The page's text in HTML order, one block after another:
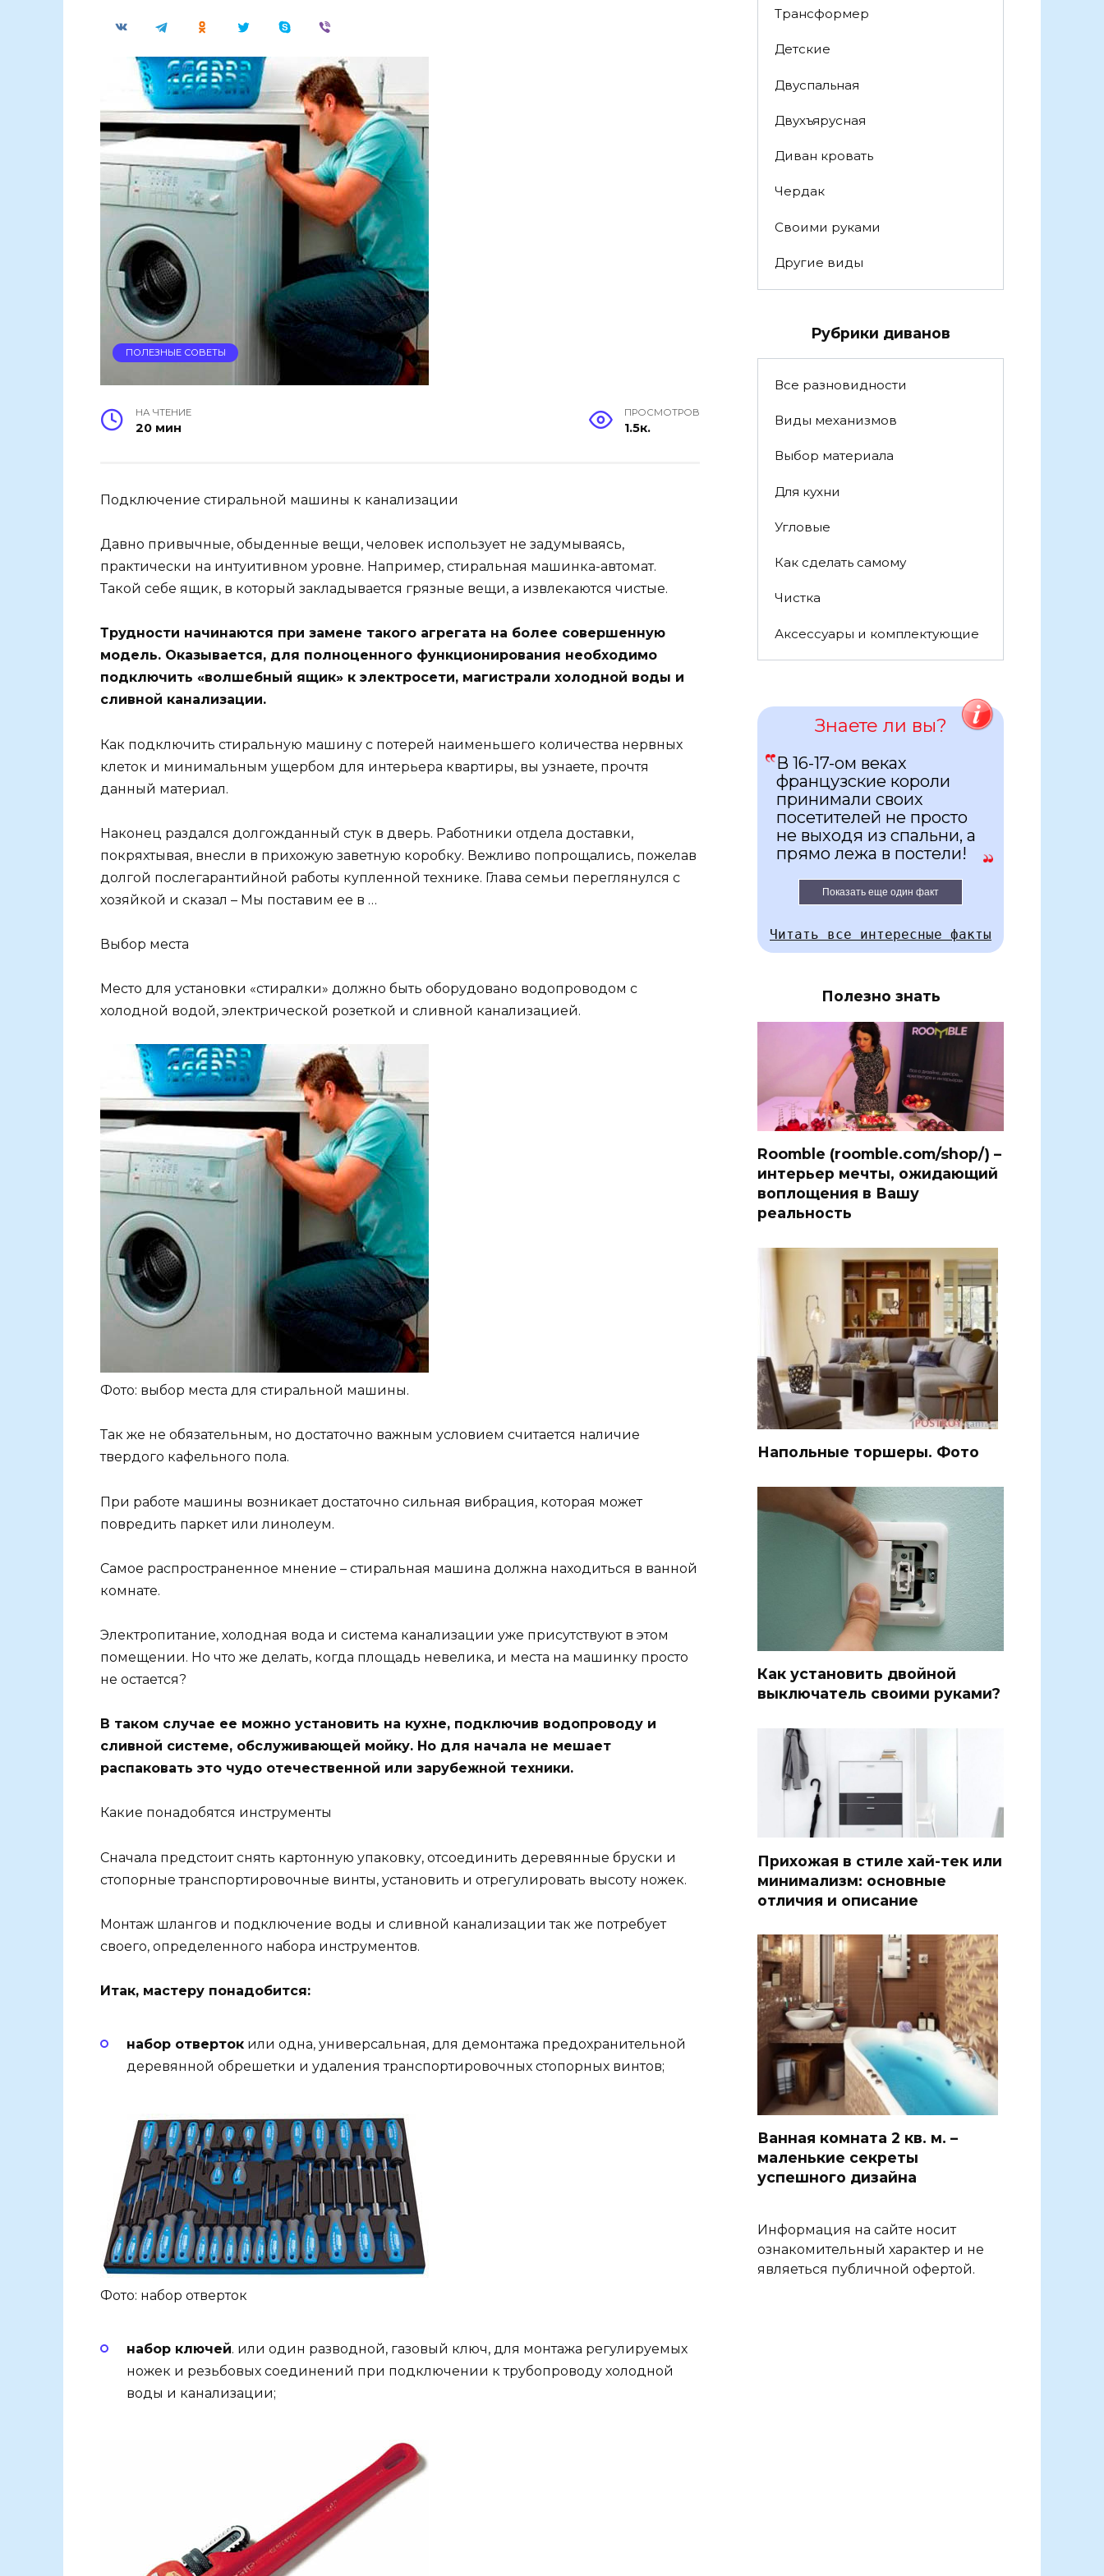
ПОЛЕЗНЫЕ СОВЕТЫ
НА ЧТЕНИЕ
20 мин
ПРОСМОТРОВ
1.5к.
Подключение стиральной машины к канализации
Давно привычные, обыденные вещи, человек использует не задумываясь,
практически на интуитивном уровне. Например, стиральная машинка-автомат.
Такой себе ящик, в который закладывается грязные вещи, а извлекаются чистые.
Трудности начинаются при замене такого агрегата на более совершенную
модель. Оказывается, для полноценного функционирования необходимо
подключить «волшебный ящик» к электросети, магистрали холодной воды и
сливной канализации.
Как подключить стиральную машину с потерей наименьшего количества нервных
клеток и минимальным ущербом для интерьера квартиры, вы узнаете, прочтя
данный материал.
Наконец раздался долгожданный стук в дверь. Работники отдела доставки,
покряхтывая, внесли в прихожую заветную коробку. Вежливо попрощались, пожелав
долгой послегарантийной работы купленной технике. Глава семьи переглянулся с
хозяйкой и сказал – Мы поставим ее в …
Выбор места
Место для установки «стиралки» должно быть оборудовано водопроводом с
холодной водой, электрической розеткой и сливной канализацией.
Фото: выбор места для стиральной машины.
Так же не обязательным, но достаточно важным условием считается наличие
твердого кафельного пола.
При работе машины возникает достаточно сильная вибрация, которая может
повредить паркет или линолеум.
Самое распространенное мнение – стиральная машина должна находиться в ванной
комнате.
Электропитание, холодная вода и система канализации уже присутствуют в этом
помещении. Но что же делать, когда площадь невелика, и места на машинку просто
не остается?
В таком случае ее можно установить на кухне, подключив водопроводу и
сливной системе, обслуживающей мойку. Но для начала не мешает
распаковать это чудо отечественной или зарубежной техники.
Какие понадобятся инструменты
Сначала предстоит снять картонную упаковку, отсоединить деревянные бруски и
стопорные транспортировочные винты, установить и отрегулировать высоту ножек.
Монтаж шлангов и подключение воды и сливной канализации так же потребует
своего, определенного набора инструментов.
Итак, мастеру понадобится:
набор отверток или одна, универсальная, для демонтажа предохранительной
деревянной обрешетки и удаления транспортировочных стопорных винтов;
Фото: набор отверток
набор ключей. или один разводной, газовый ключ, для монтажа регулируемых
ножек и резьбовых соединений при подключении к трубопроводу холодной
воды и канализации;
Трансформер
Детские
Двуспальная
Двухъярусная
Диван кровать
Чердак
Своими руками
Другие виды
Рубрики диванов
Все разновидности
Виды механизмов
Выбор материала
Для кухни
Угловые
Как сделать самому
Чистка
Аксессуары и комплектующие
Знаете ли вы?
В 16-17-ом веках
французские короли
принимали своих
посетителей не просто
не выходя из спальни, а
прямо лежа в постели!
Показать еще один факт
Читать все интересные факты
Полезно знать
Roomble (roomble.com/shop/) –
интерьер мечты, ожидающий
воплощения в Вашу
реальность
Напольные торшеры. Фото
Как установить двойной
выключатель своими руками?
Прихожая в стиле хай-тек или
минимализм: основные
отличия и описание
Ванная комната 2 кв. м. –
маленькие секреты
успешного дизайна
Информация на сайте носит
ознакомительный характер и не
являеться публичной офертой.